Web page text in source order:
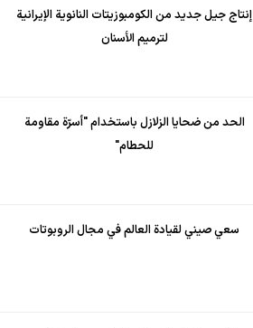
إنتاج جيل جديد من الكومبوزيتات النانوية الإيرانية
لترميم الأسنان
الحد من ضحايا الزلازل باستخدام "أسرّة مقاومة
للحطام"
سعي صيني لقيادة العالم في مجال الروبوتات